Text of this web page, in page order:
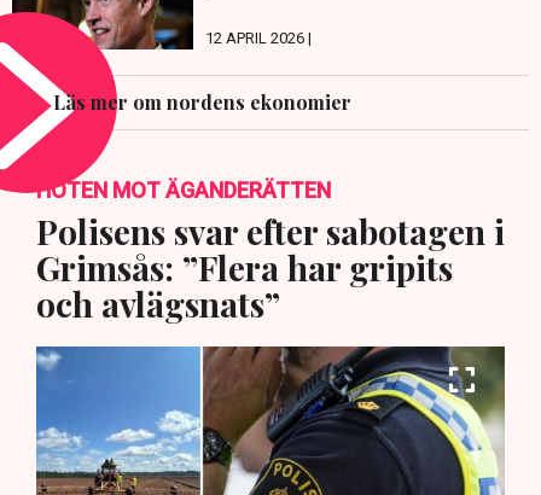
12 APRIL 2026 |
Läs mer om nordens ekonomier
HOTEN MOT ÄGANDERÄTTEN
Polisens svar efter sabotagen i
Grimsås: ”Flera har gripits
och avlägsnats”